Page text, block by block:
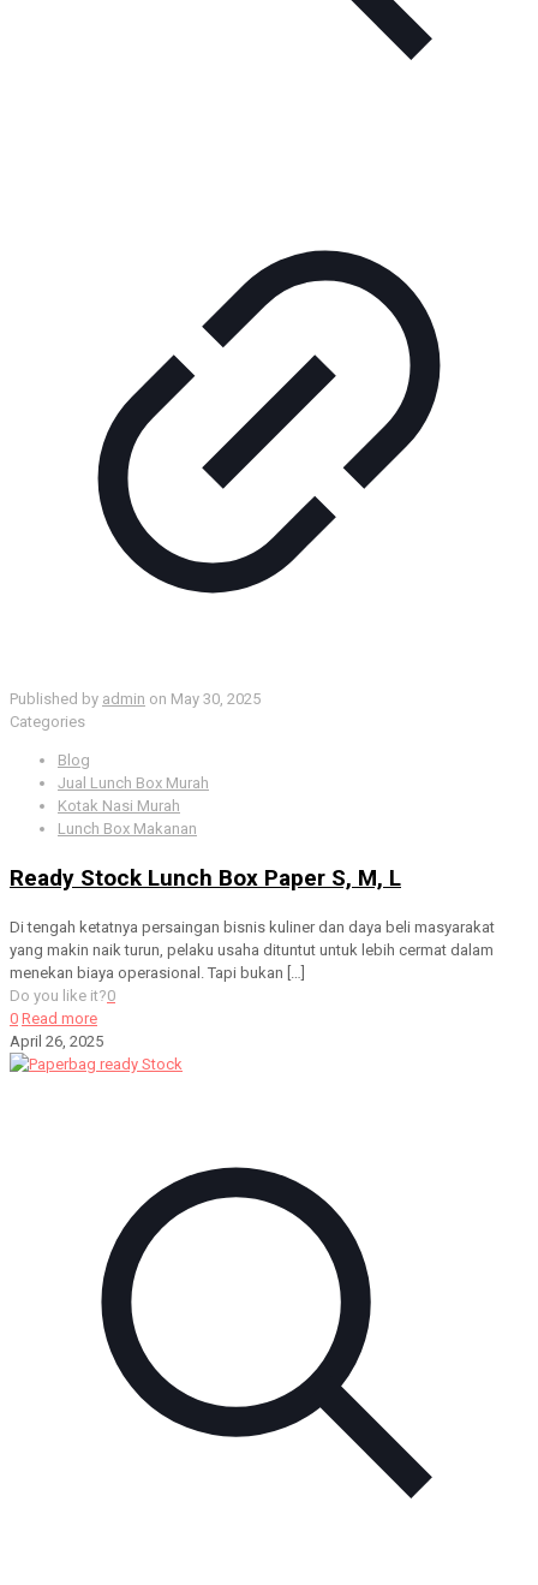
Published by admin on May 30, 2025
Categories
Blog
Jual Lunch Box Murah
Kotak Nasi Murah
Lunch Box Makanan
Ready Stock Lunch Box Paper S, M, L
Di tengah ketatnya persaingan bisnis kuliner dan daya beli masyarakat
yang makin naik turun, pelaku usaha dituntut untuk lebih cermat dalam
menekan biaya operasional. Tapi bukan
Do you like it?0
0 Read more
April 26, 2025